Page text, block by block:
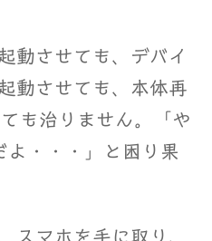
動させても、デバイ
動させても、本体再
も治りません。「や
よ・・・」と困り果
スマホを手に取り、